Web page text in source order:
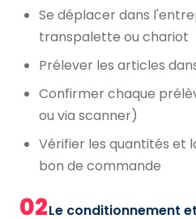
Se déplacer dans
transpalette ou chariot
Prélever les articles
Confirmer chaque
ou via scanner)
Vérifier les quantités et
bon de commande
02Le conditionnement